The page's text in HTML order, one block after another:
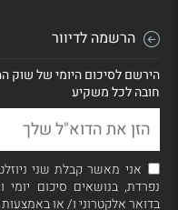
הרשמה לדיוור
הירשם לסיכום היומי של שוק
חובה לכל משקיע
אני מאשר קבלת שני
נפרדת, בנושאים סיכום יומי
בדואר אלקטרוני ו/ או